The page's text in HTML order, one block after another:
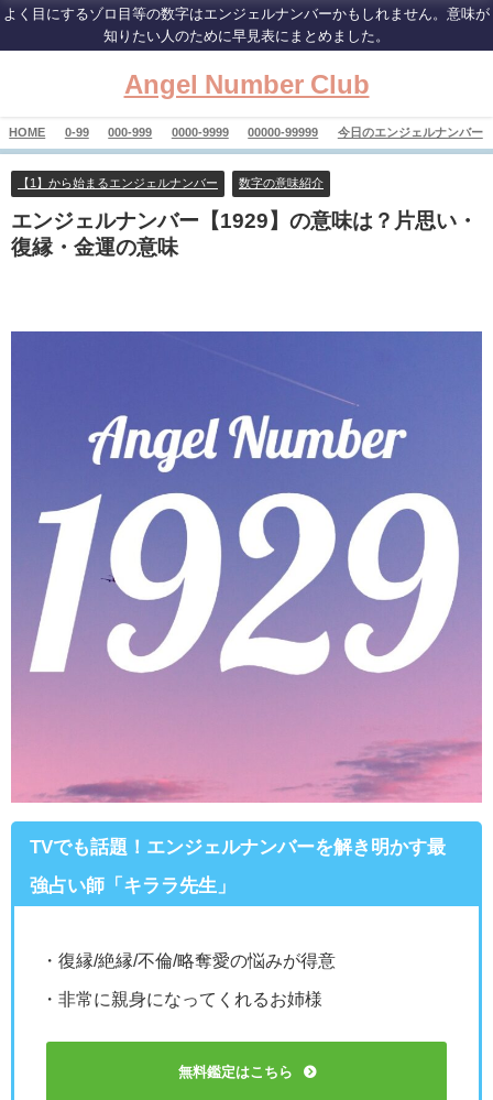
よく目にするゾロ目等の数字はエンジェルナンバーかもしれません。意味が
知りたい人のために早見表にまとめました。
Angel Number Club
HOME 0-99 000-999 0000-9999 00000-99999 今日のエンジェルナンバー
【1】から始まるエンジェルナンバー 数字の意味紹介
エンジェルナンバー【1929】の意味は？片思い・
復縁・金運の意味
TVでも話題！エンジェルナンバーを解き明かす最
強占い師「キララ先生」
・復縁/絶縁/不倫/略奪愛の悩みが得意
・非常に親身になってくれるお姉様
無料鑑定はこちら